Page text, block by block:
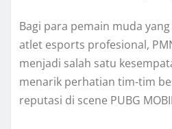
Bagi para pemain muda
atlet esports profesional,
menjadi salah satu
menarik perhatian tim-tim
reputasi di scene PUBG